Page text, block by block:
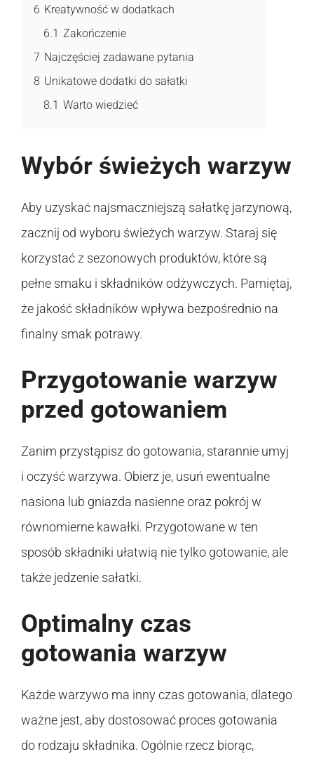
6 Kreatywność w dodatkach
6.1 Zakończenie
7 Najczęściej zadawane pytania
8 Unikatowe dodatki do sałatki
8.1 Warto wiedzieć
Wybór świeżych warzyw
Aby uzyskać najsmaczniejszą sałatkę jarzynową,
zacznij od wyboru świeżych warzyw. Staraj się
korzystać z sezonowych produktów, które są
pełne smaku i składników odżywczych. Pamiętaj,
że jakość składników wpływa bezpośrednio na
finalny smak potrawy.
Przygotowanie warzyw
przed gotowaniem
Zanim przystąpisz do gotowania, starannie umyj
i oczyść warzywa. Obierz je, usuń ewentualne
nasiona lub gniazda nasienne oraz pokrój w
równomierne kawałki. Przygotowane w ten
sposób składniki ułatwią nie tylko gotowanie, ale
także jedzenie sałatki.
Optimalny czas
gotowania warzyw
Każde warzywo ma inny czas gotowania, dlatego
ważne jest, aby dostosować proces gotowania
do rodzaju składnika. Ogólnie rzecz biorąc,